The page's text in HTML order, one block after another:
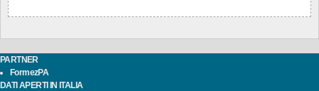
PARTNER
FormezPA
DATI APERTI IN ITALIA